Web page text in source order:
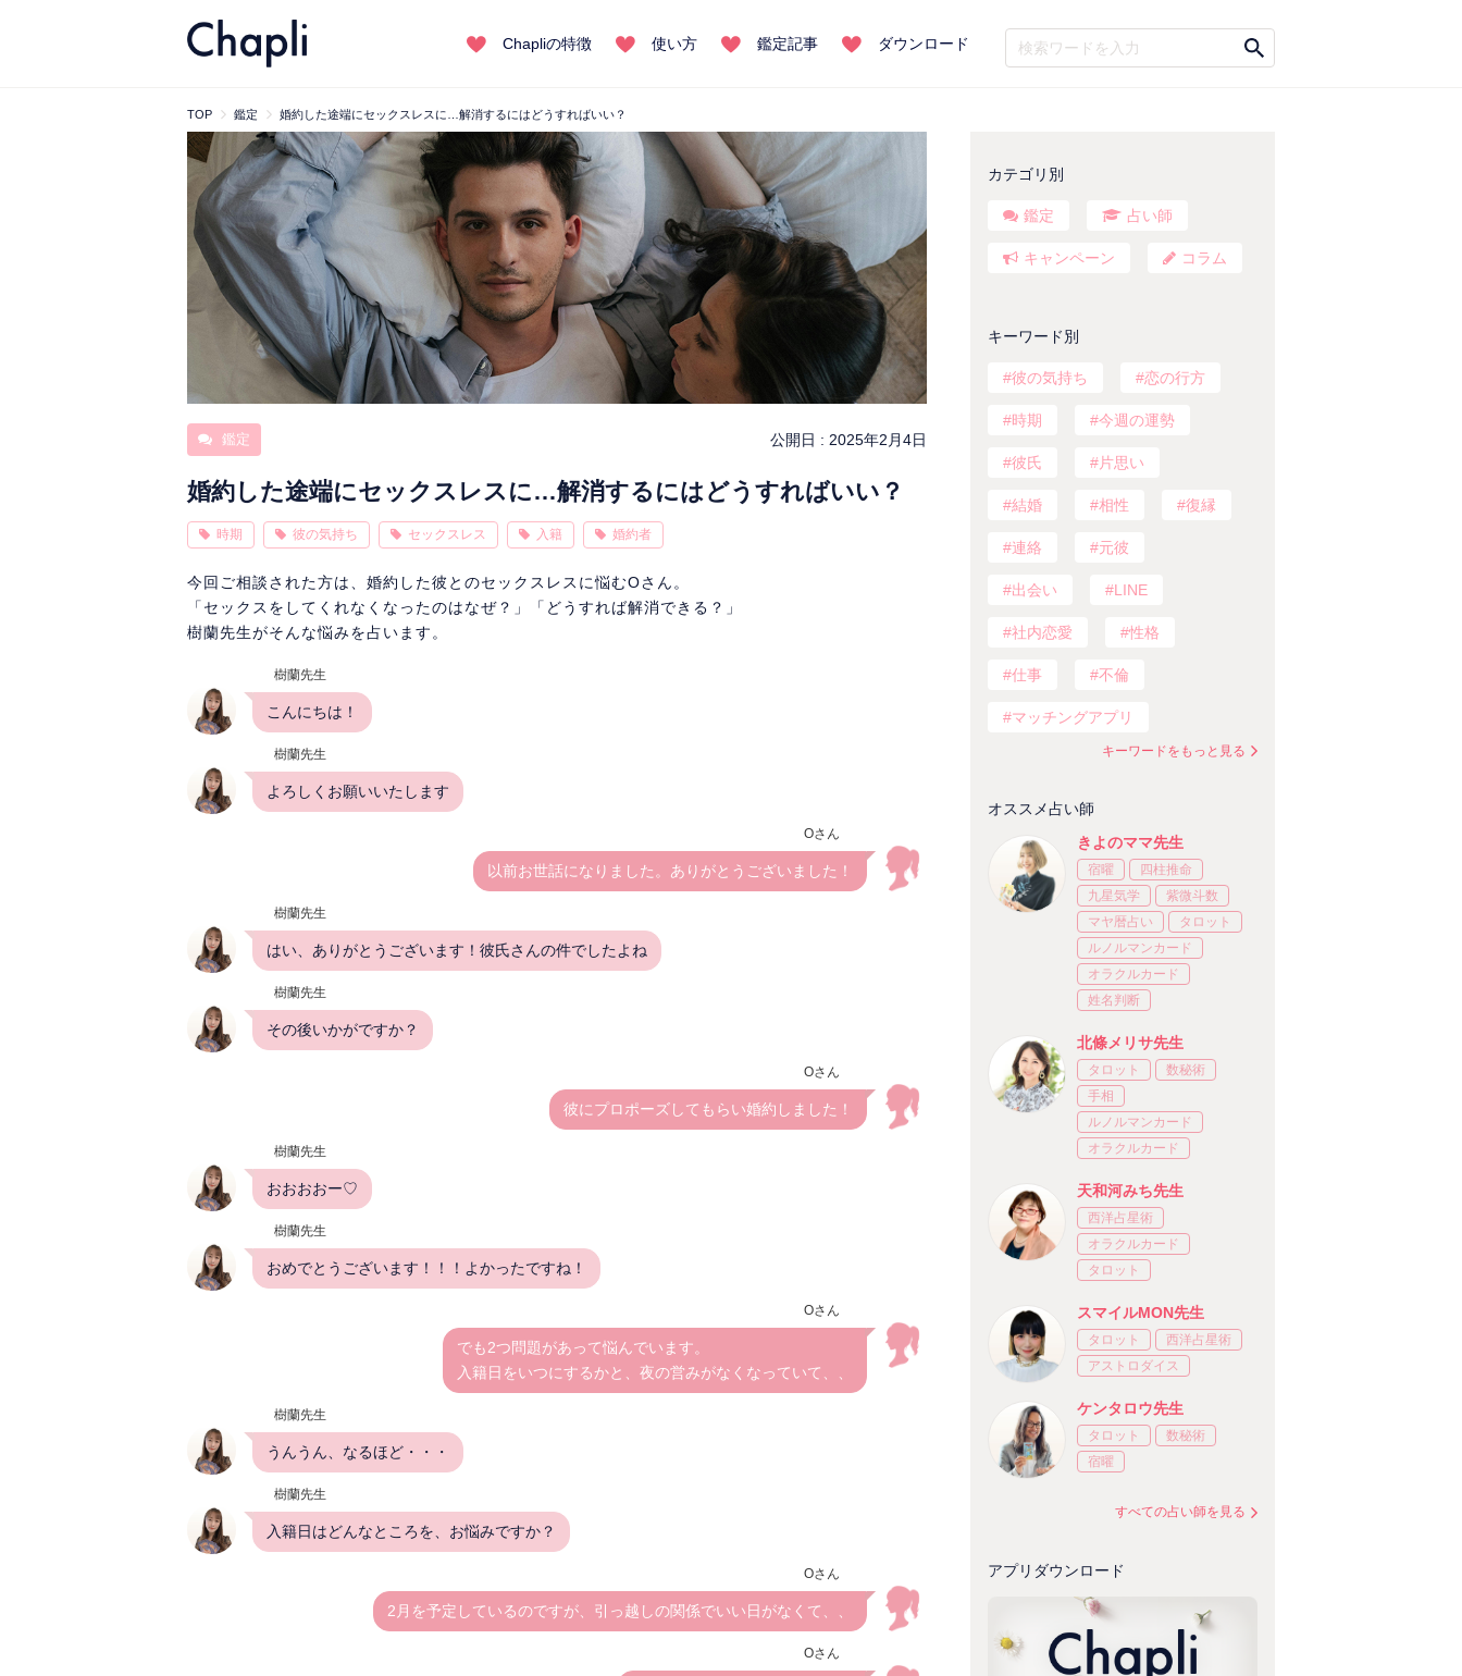
Chapliの特徴 使い方 鑑定記事 ダウンロード
TOP 鑑定 婚約した途端にセックスレスに…解消するにはどうすればいい？
鑑定 公開日 : 2025年2月4日
婚約した途端にセックスレスに…解消するにはどうすればいい？
時期 彼の気持ち セックスレス 入籍 婚約者
今回ご相談された方は、婚約した彼とのセックスレスに悩むOさん。
「セックスをしてくれなくなったのはなぜ？」「どうすれば解消できる？」
樹蘭先生がそんな悩みを占います。
樹蘭先生
こんにちは！
樹蘭先生
よろしくお願いいたします
Oさん
以前お世話になりました。ありがとうございました！
樹蘭先生
はい、ありがとうございます！彼氏さんの件でしたよね
樹蘭先生
その後いかがですか？
Oさん
彼にプロポーズしてもらい婚約しました！
樹蘭先生
おおおおー♡
樹蘭先生
おめでとうございます！！！よかったですね！
Oさん
でも2つ問題があって悩んでいます。
入籍日をいつにするかと、夜の営みがなくなっていて、、
樹蘭先生
うんうん、なるほど・・・
樹蘭先生
入籍日はどんなところを、お悩みですか？
Oさん
2月を予定しているのですが、引っ越しの関係でいい日がなくて、、
Oさん
カテゴリ別
鑑定 占い師
キャンペーン コラム
キーワード別
彼の気持ち 恋の行方
時期 今週の運勢
彼氏 片思い
結婚 相性 復縁
連絡 元彼
出会い LINE
社内恋愛 性格
仕事 不倫
マッチングアプリ
キーワードをもっと見る
オススメ占い師
きよのママ先生
宿曜
四柱推命
九星気学
紫微斗数
マヤ暦占い
タロット
ルノルマンカード
オラクルカード
姓名判断
北條メリサ先生
タロット
数秘術
手相
ルノルマンカード
オラクルカード
天和河みち先生
西洋占星術
オラクルカード
タロット
スマイルMON先生
タロット
西洋占星術
アストロダイス
ケンタロウ先生
タロット
数秘術
宿曜
すべての占い師を見る
アプリダウンロード